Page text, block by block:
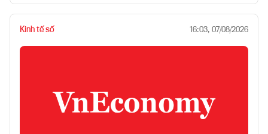
Kinh tế số 16:03, 07/08/2026